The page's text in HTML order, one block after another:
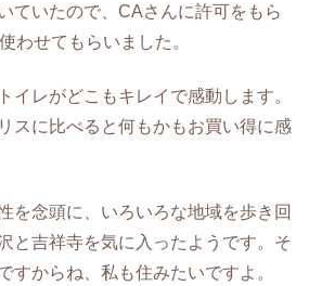
ていたので、CAさんに許可をもら
わせてもらいました。
イレがどこもキレイで感動します。
スに比べると何もかもお買い得に感
を念頭に、いろいろな地域を歩き回
と吉祥寺を気に入ったようです。そ
すからね、私も住みたいですよ。